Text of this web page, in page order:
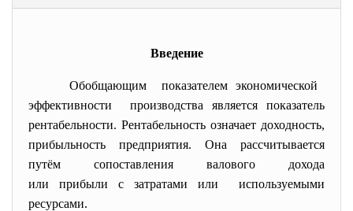
Введение
Обобщающим показателем экономической
эффективности производства является показатель
рентабельности. Рентабельность означает доходность,
прибыльность предприятия. Она рассчитывается
путём сопоставления валового дохода
или прибыли с затратами или используемыми
ресурсами.